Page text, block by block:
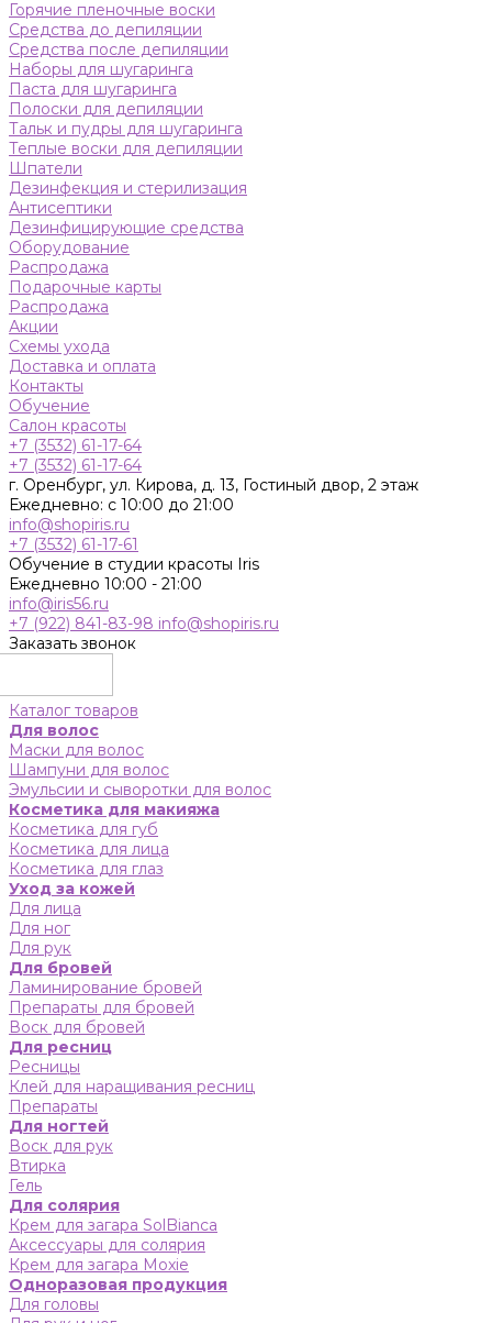
Горячие пленочные воски
Средства до депиляции
Средства после депиляции
Наборы для шугаринга
Паста для шугаринга
Полоски для депиляции
Тальк и пудры для шугаринга
Теплые воски для депиляции
Шпатели
Дезинфекция и стерилизация
Антисептики
Дезинфицирующие средства
Оборудование
Распродажа
Подарочные карты
Распродажа
Акции
Схемы ухода
Доставка и оплата
Контакты
Обучение
Салон красоты
+7 (3532) 61-17-64
+7 (3532) 61-17-64
г. Оренбург, ул. Кирова, д. 13, Гостиный двор, 2 этаж
Ежедневно: с 10:00 до 21:00
info@shopiris.ru
+7 (3532) 61-17-61
Обучение в студии красоты Iris
Ежедневно 10:00 - 21:00
info@iris56.ru
+7 (922) 841-83-98 info@shopiris.ru
Заказать звонок
Каталог товаров
Для волос
Маски для волос
Шампуни для волос
Эмульсии и сыворотки для волос
Косметика для макияжа
Косметика для губ
Косметика для лица
Косметика для глаз
Уход за кожей
Для лица
Для ног
Для рук
Для бровей
Ламинирование бровей
Препараты для бровей
Воск для бровей
Для ресниц
Ресницы
Клей для наращивания ресниц
Препараты
Для ногтей
Воск для рук
Втирка
Гель
Для солярия
Крем для загара SolBianca
Аксессуары для солярия
Крем для загара Moxie
Одноразовая продукция
Для головы